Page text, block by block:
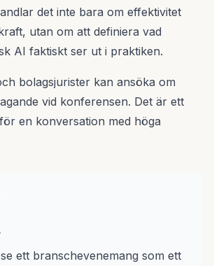
det inte bara om effektivitet
utan om att definiera vad
AI faktiskt ser ut i praktiken.
bolagsjurister kan ansöka om
vid konferensen. Det är ett
en konversation med höga
ett branschevenemang som ett